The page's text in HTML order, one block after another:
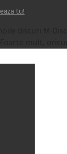
tu!
discuri M-
Foarte mult,